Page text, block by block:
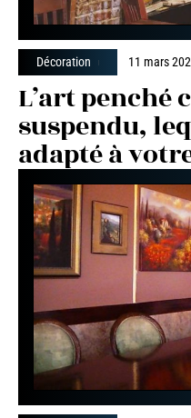
Décoration 11 mars
L’art penché
suspendu,
adapté à